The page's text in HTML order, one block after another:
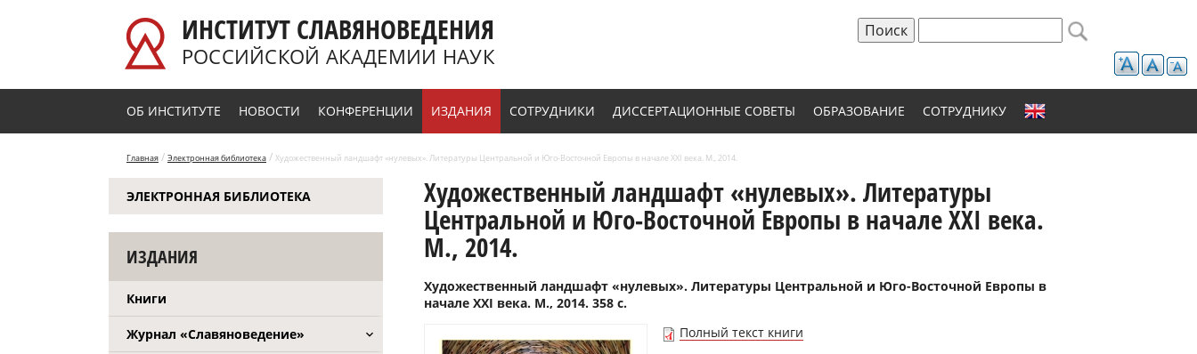
ИНСТИТУТ СЛАВЯНОВЕДЕНИЯ
РОССИЙСКОЙ АКАДЕМИИ НАУК Форма поиска
ОБ ИНСТИТУТЕ НОВОСТИ КОНФЕРЕНЦИИ ИЗДАНИЯ СОТРУДНИКИ ДИССЕРТАЦИОННЫЕ СОВЕТЫ ОБРАЗОВАНИЕ СОТРУДНИКУ
Главная / Электронная библиотека / Художественный ландшафт «нулевых». Литературы Центральной и Юго-Восточной Европы в начале XXI века. М., 2014.
ЭЛЕКТРОННАЯ БИБЛИОТЕКА
ИЗДАНИЯ
Книги
Журнал «Славяноведение»
Художественный ландшафт «нулевых». Литературы
Центральной и Юго-Восточной Европы в начале XXI века.
М., 2014.
Художественный ландшафт «нулевых». Литературы Центральной и Юго-Восточной Европы в
начале XXI века. М., 2014. 358 с.
Полный текст книги